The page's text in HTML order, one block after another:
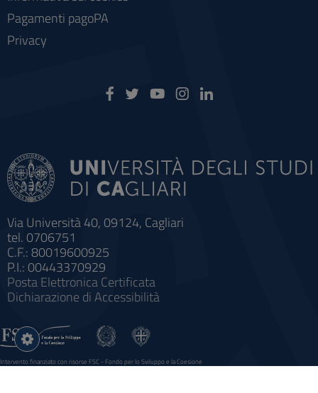
Via Università 40, 09124, Cagliari
tel. 0706751
C.F.: 80019600925
P.I.: 00443370929
Posta Elettronica Certificata
Dichiarazione di Accessibilità
Pagamenti pagoPA
Privacy
Intervento finanziato con risorse FSC - Fondo per lo Sviluppo e la Coesione
Sistema informatico gestionale integrato a supporto della didattica e della ricerca e potenziamento dei servizi online
Impostazioni
cookie